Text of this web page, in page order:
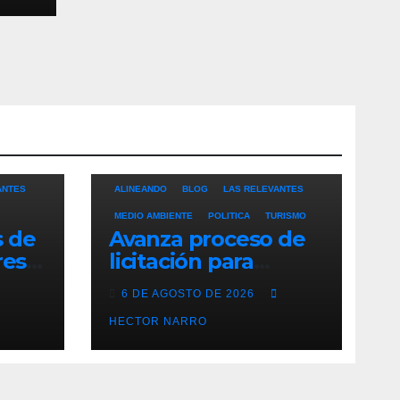
de
ALINEANDO BLOG LAS RELEVANTES
MEDIO AMBIENTE POLITICA TURISMO
Avanza proceso de
licitación para
adquisición de
maquinaria del Plan
de Regeneración
del Estero Josefino
6 DE AGOSTO DE 2026
HECTOR NARRO